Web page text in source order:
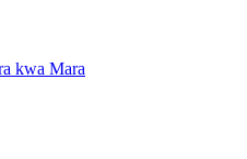
kwa Mara